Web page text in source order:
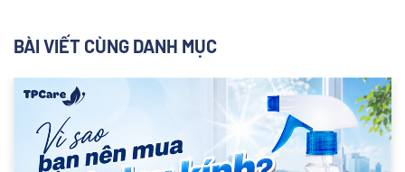
BÀI VIẾT CÙNG DANH MỤC